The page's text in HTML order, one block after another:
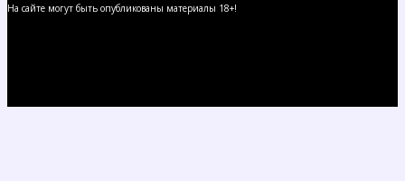
На сайте могут быть опубликованы материалы 18+!